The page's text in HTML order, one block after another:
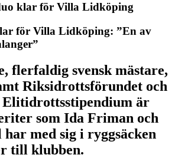
klar för Villa Lidköping
för Villa Lidköping: ”En av
flerfaldig svensk mästare,
Riksidrottsförundet och
Elitidrottsstipendium är
som Ida Friman och
med sig i ryggsäcken
till klubben.